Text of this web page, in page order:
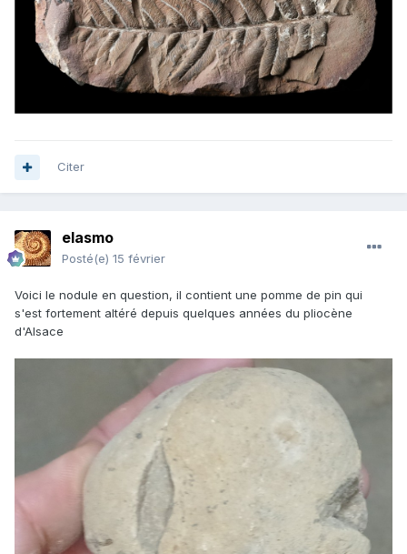
Citer
elasmo
Posté(e) 15 février
Voici le nodule en question, il contient une pomme de pin qui
s'est fortement altéré depuis quelques années du pliocène
d'Alsace